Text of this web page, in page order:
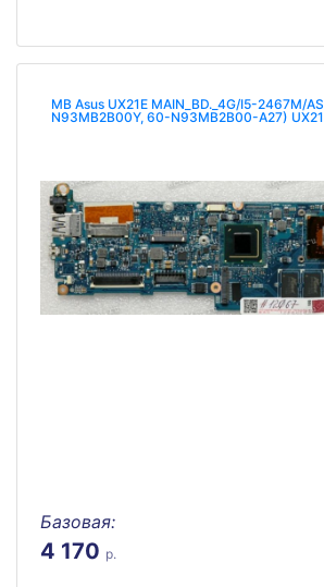
MB Asus UX21E MAIN_BD._4G/I5-2467M/
N93MB2B00Y, 60-N93MB2B00-A27)
Базовая:
4 170 р.